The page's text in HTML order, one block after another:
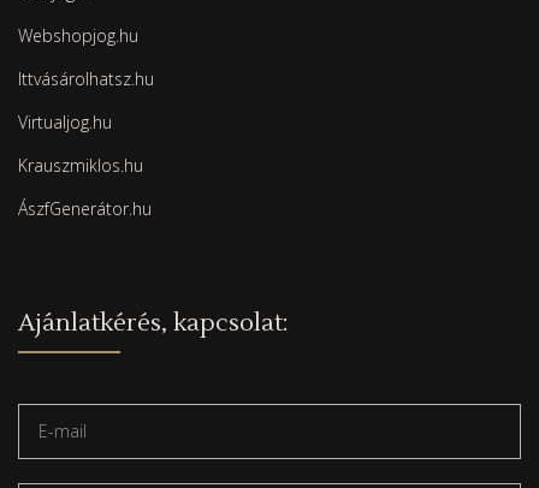
Webshopjog.hu
Ittvásárolhatsz.hu
Virtualjog.hu
Krauszmiklos.hu
ÁszfGenerátor.hu
Ajánlatkérés, kapcsolat: